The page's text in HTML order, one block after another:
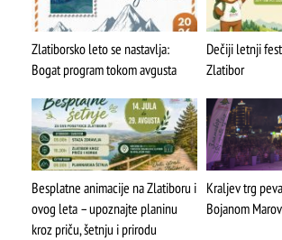
Zlatiborsko leto se nastavlja:
Bogat program tokom avgusta
Dečiji letnji
Zlatibor
Besplatne animacije na Zlatiboru i
ovog leta – upoznajte planinu
kroz priču, šetnju i prirodu
Kraljev trg
Bojanom